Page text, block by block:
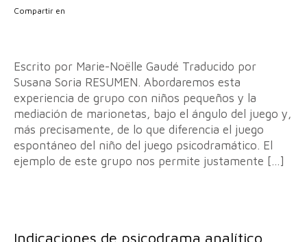
Compartir en
Escrito por Marie-Noëlle Gaudé Traducido por
Susana Soria RESUMEN. Abordaremos esta
experiencia de grupo con niños pequeños y la
mediación de marionetas, bajo el ángulo del juego y,
más precisamente, de lo que diferencia el juego
espontáneo del niño del juego psicodramático. El
ejemplo de este grupo nos permite justamente […]
Indicaciones de psicodrama analítico